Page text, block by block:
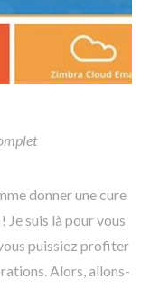
donner une cure
suis là pour vous
puissiez profiter
Alors, allons-